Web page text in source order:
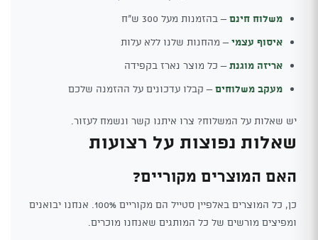
משלוח חינם– בהזמנות מעל 300 ש"ח
איסוף עצמי– מהחנות שלנו ללא עלות
אריזה מוגנת– כל מוצר נארז בקפידה
מעקב משלוחים– קבלו עדכונים על ההזמנה שלכם
יש שאלות על המשלוח? צרו איתנו קשר ונשמח לעזור.
שאלות נפוצות על רצועות
האם המוצרים מקוריים?
כן, כל המוצרים באלפיין סטייל הם מקוריים 100%. אנחנו יבואנים
ומפיצים מורשים של כל המותגים שאנחנו מוכרים.